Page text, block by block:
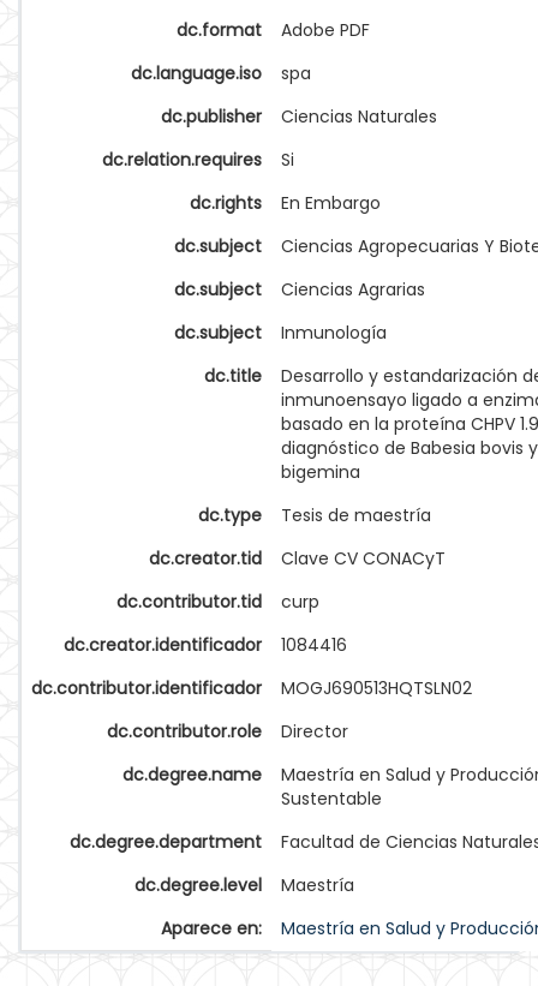
dc.format
Adobe PDF
dc.language.iso
spa
dc.publisher
Ciencias Naturales
dc.relation.requires
Si
dc.rights
En Embargo
dc.subject
Ciencias Agropecuarias Y
dc.subject
Ciencias Agrarias
dc.subject
Inmunología
dc.title
Desarrollo y estandarización
inmunoensayo ligado a
basado en la proteína CHPV
diagnóstico de Babesia bovis
bigemina
dc.type
Tesis de maestría
dc.creator.tid
Clave CV CONACyT
dc.contributor.tid
curp
dc.creator.identificador
1084416
dc.contributor.identificador
MOGJ690513HQTSLN02
dc.contributor.role
Director
dc.degree.name
Maestría en Salud y
Sustentable
dc.degree.department
Facultad de Ciencias
dc.degree.level
Maestría
Aparece en:
Maestría en Salud y